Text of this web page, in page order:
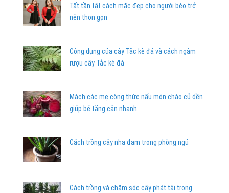
Tất tần tật cách mặc đẹp cho người béo trở
nên thon gọn
Công dụng của cây Tắc kè đá và cách ngâm
rượu cây Tắc kè đá
Mách các mẹ công thức nấu món cháo củ dền
giúp bé tăng cân nhanh
Cách trồng cây nha đam trong phòng ngủ
Cách trồng và chăm sóc cây phát tài trong